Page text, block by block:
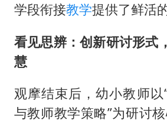
学段衔接教学提供了鲜活
看见思辨：创新研讨形式
慧
观摩结束后，幼小教师以
与教师教学策略”为研讨